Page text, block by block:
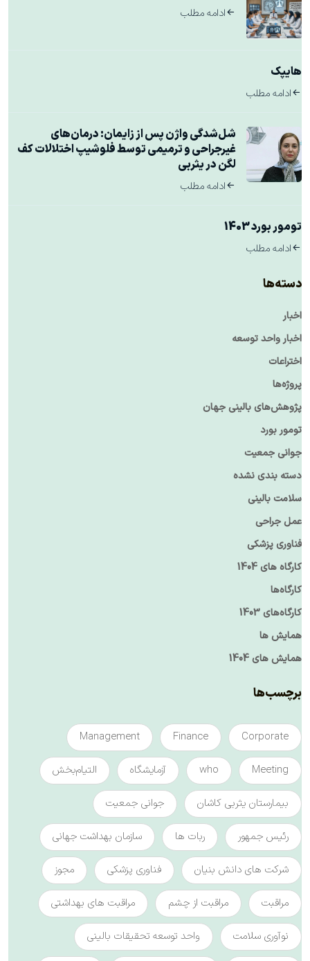
ادامه مطلب
هایپک
ادامه مطلب
شل‌شدگی واژن پس از زایمان: درمان‌های
غیرجراحی و ترمیمی توسط فلوشیپ اختلالات کف
لگن در یثربی
ادامه مطلب
تومور بورد 1403
ادامه مطلب
دسته‌ها
اخبار
اخبار واحد توسعه
اختراعات
پروژه‌ها
پژوهش‌های بالینی جهان
تومور بورد
جوانی جمعیت
دسته بندی نشده
سلامت بالینی
عمل جراحی
فناوری پزشکی
کارگاه های 1404
کارگاه‌ها
کارگاه‌های 1403
همایش ها
همایش های 1404
برچسب‌ها
Corporate
Finance
Management
Meeting
who آزمایشگاه التیام‌بخش
بیمارستان یثربی کاشان جوانی جمعیت
رئیس جمهور ربات ها سازمان بهداشت جهانی
شرکت های دانش بنیان فناوری پزشکی مجوز
مراقبت مراقبت از چشم مراقبت های بهداشتی
نوآوری سلامت واحد توسعه تحقیقات بالینی